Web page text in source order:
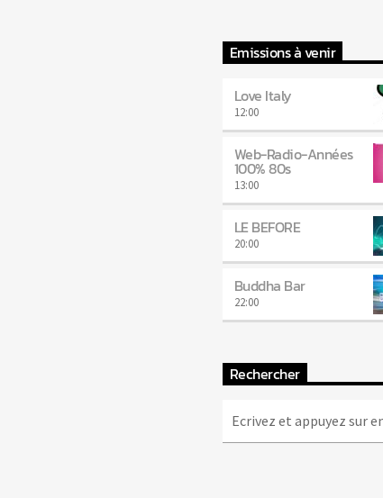
Emissions à venir
Love Italy
12:00
Web-Radio-Années
100% 80s
13:00
LE BEFORE
20:00
Buddha Bar
22:00
Rechercher